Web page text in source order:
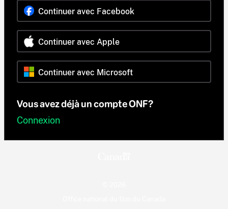
Continuer avec Facebook
Continuer avec Apple
Continuer avec Microsoft
Vous avez déjà un compte ONF?
Connexion